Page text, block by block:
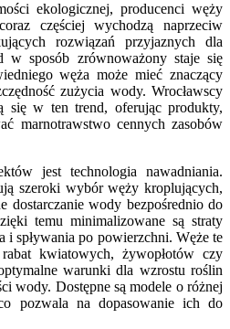
ekologicznej, producenci węży
częściej wychodzą naprzeciw
rozwiązań przyjaznych dla
w sposób zrównoważony staje się
węża może mieć znaczący
zużycia wody. Wrocławscy
się w ten trend, oferując produkty,
marnotrawstwo cennych zasobów
jest technologia nawadniania.
szeroki wybór węży kroplujących,
dostarczanie wody bezpośrednio do
temu minimalizowane są straty
spływania po powierzchni. Węże te
kwiatowych, żywopłotów czy
warunki dla wzrostu roślin
wody. Dostępne są modele o różnej
pozwala na dopasowanie ich do